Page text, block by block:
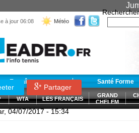
à jour 06:08 Météo
Rechercher
Entraînement Santé Forme
WTA LES FRANÇAIS
GRAND
CHELEM
Partager
04/07/2017 - 15:34